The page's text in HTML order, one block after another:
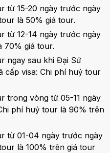
từ 15-20 ngày trước ngày
là 50% giá tour.
từ 12-14 ngày trước ngày
70% giá tour.
ngay sau khi Đại Sứ
cấp visa: Chi phí huỷ tour
trong vòng từ 05-11 ngày
phí huỷ tour là 90% trên
từ 01-04 ngày trước ngày
là 100% trên giá tour